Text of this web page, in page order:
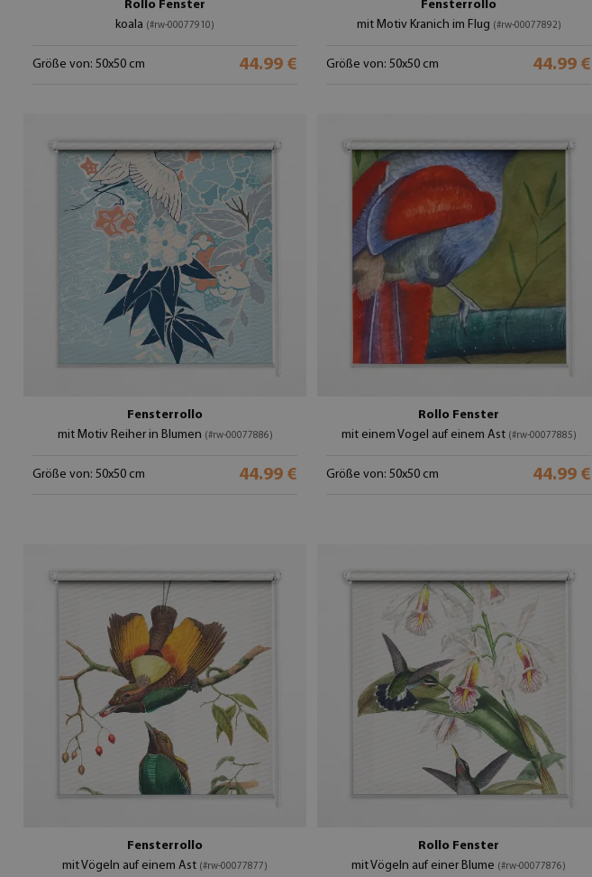
Rollo Fenster
koala (#rw-00077910)
Größe von: 50x50 cm 44.99 €
Fensterrollo
mit Motiv Kranich im Flug (#rw-00077892)
Größe von: 50x50 cm 44.99 €
Fensterrollo
mit Motiv Reiher in Blumen (#rw-00077886)
Größe von: 50x50 cm 44.99 €
Rollo Fenster
mit einem Vogel auf einem Ast (#rw-00077885)
Größe von: 50x50 cm 44.99 €
Fensterrollo
mit Vögeln auf einem Ast (#rw-00077877)
Rollo Fenster
mit Vögeln auf einer Blume (#rw-00077876)